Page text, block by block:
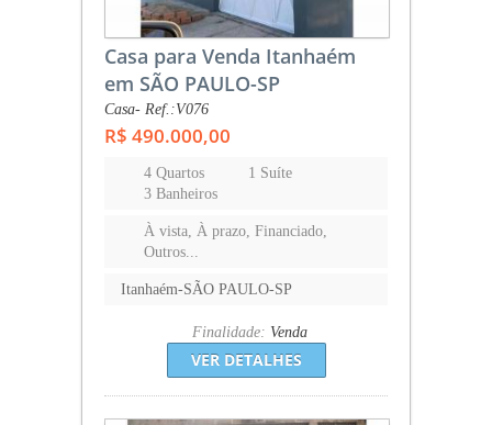
Casa para Venda Itanhaém
em SÃO PAULO-SP
Casa- Ref.:V076
R$ 490.000,00
4 Quartos
1 Suíte
3 Banheiros
À vista, À prazo, Financiado,
Outros...
Itanhaém-SÃO PAULO-SP
Finalidade: Venda
VER DETALHES